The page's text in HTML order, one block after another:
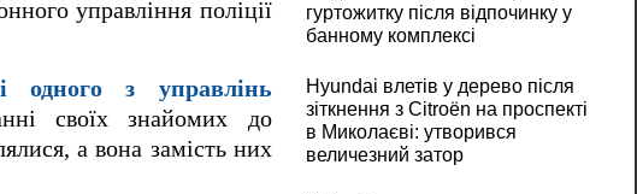
управління поліції
одного з управлінь
своїх знайомих до
а вона замість них
гуртожитку після відпочинку у
банному комплексі
Hyundai влетів у дерево після
зіткнення з Citroën на проспекті
в Миколаєві: утворився
величезний затор